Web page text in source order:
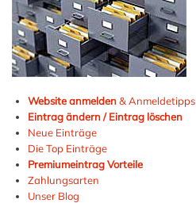
Website anmelden& Anmeldetipps
Eintrag ändern / Eintrag löschen
Neue Einträge
Die Top Einträge
Premiumeintrag Vorteile
Zahlungsarten
Unser Blog